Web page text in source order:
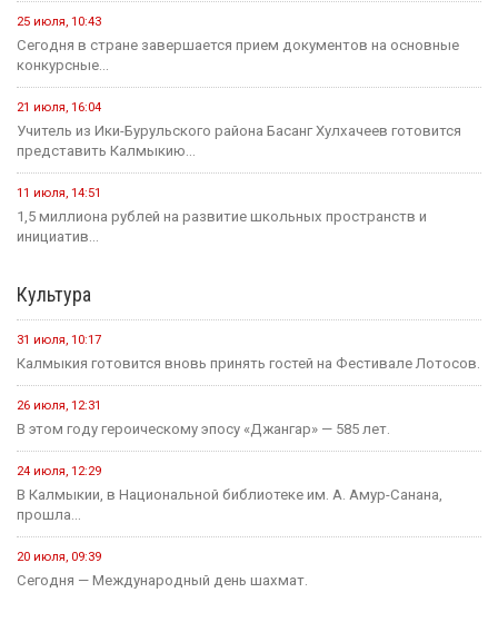
25 июля, 10:43
Сегодня в стране завершается прием документов на основные
конкурсные...
21 июля, 16:04
Учитель из Ики-Бурульского района Басанг Хулхачеев готовится
представить Калмыкию...
11 июля, 14:51
1,5 миллиона рублей на развитие школьных пространств и
инициатив...
Культура
31 июля, 10:17
Калмыкия готовится вновь принять гостей на Фестивале Лотосов.
26 июля, 12:31
В этом году героическому эпосу «Джангар» — 585 лет.
24 июля, 12:29
В Калмыкии, в Национальной библиотеке им. А. Амур-Санана,
прошла...
20 июля, 09:39
Сегодня — Международный день шахмат.